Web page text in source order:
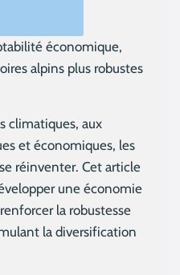
économique,
alpins plus robustes
climatiques, aux
et économiques, les
réinventer. Cet article
une économie
la robustesse
la diversification